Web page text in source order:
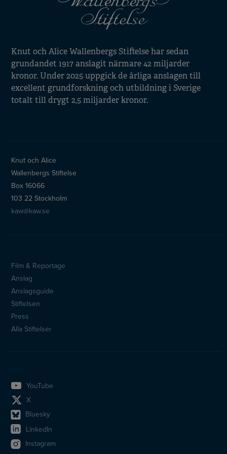
Knut och Alice Wallenbergs Stiftelse har sedan
grundandet 1917 anslagit närmare 42 miljarder
kronor. Under 2025 uppgick de årliga anslagen till
excellent grundforskning och utbildning i Sverige
totalt till drygt 2,5 miljarder kronor.
Knut och Alice
Wallenbergs Stiftelse
Box 16066
103 22 Stockholm
kaw@kaw.se
Film & Reportage
Anslag
Anslagsguide
Stiftelsen
Press
Alla Stiftelser
YouTube
X
Bluesky
LinkedIn
Instagram